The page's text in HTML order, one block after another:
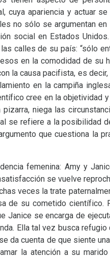
cuya apariencia y actuar
no sólo se argumentan
social en Estados
calles de su país: “sólo
en la comodidad de su
la causa pacifista, es decir,
en la campiña
cree en la objetividad
niega las
se refiere a la posibilidad
que cuestiona la
femenina: Amy y
se vuelve
veces la trate
de su cometido científico.
se encarga de
Ella tal vez busca refugio
da cuenta de que siente
la atención a su